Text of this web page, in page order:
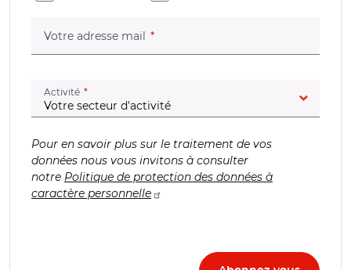
Votre adresse mail (champ obligatoire)
Activité (champ obligatoire)
Pour en savoir plus sur le traitement de vos
données nous vous invitons à consulter
notre Politique de protection des données à
caractère personnelle